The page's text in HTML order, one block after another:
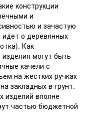
конструкции
и
и зачастую
идет о деревянных
Как
могут быть
качели с
на жестких ручках
закладных в грунт.
изделий вполне
частью бюджетной